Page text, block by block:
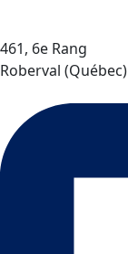
461, 6e Rang
Roberval (Québec)